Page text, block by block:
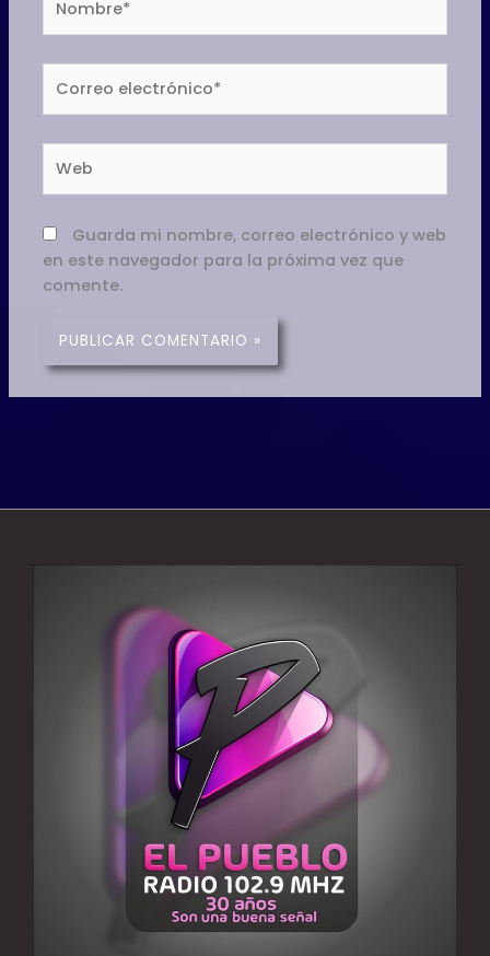
electrónico*
Guarda mi nombre, correo electrónico y web
en este navegador para la próxima vez que
comente.